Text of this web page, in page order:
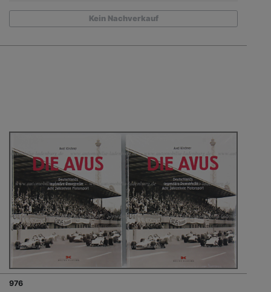
Kein Nachverkauf
976